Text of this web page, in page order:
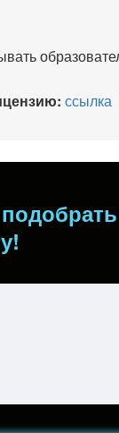
ссылка